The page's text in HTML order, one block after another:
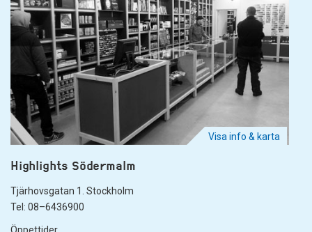
Visa info & karta
Highlights Södermalm
Tjärhovsgatan 1. Stockholm
Tel: 08–6436900
Öppettider